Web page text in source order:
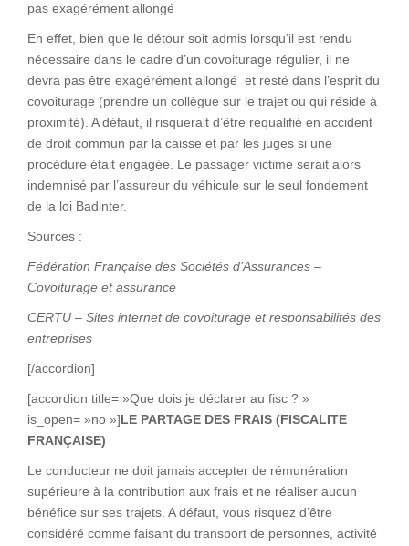
pas exagérément allongé
En effet, bien que le détour soit admis lorsqu’il est rendu
nécessaire dans le cadre d’un covoiturage régulier, il ne
devra pas être exagérément allongé et resté dans l’esprit du
covoiturage (prendre un collègue sur le trajet ou qui réside à
proximité). A défaut, il risquerait d’être requalifié en accident
de droit commun par la caisse et par les juges si une
procédure était engagée. Le passager victime serait alors
indemnisé par l’assureur du véhicule sur le seul fondement
de la loi Badinter.
Sources :
Fédération Française des Sociétés d’Assurances –
Covoiturage et assurance
CERTU – Sites internet de covoiturage et responsabilités des
entreprises
[/accordion]
[accordion title= »Que dois je déclarer au fisc ? »
is_open= »no »]LE PARTAGE DES FRAIS (FISCALITE
FRANÇAISE)
Le conducteur ne doit jamais accepter de rémunération
supérieure à la contribution aux frais et ne réaliser aucun
bénéfice sur ses trajets. A défaut, vous risquez d’être
considéré comme faisant du transport de personnes, activité